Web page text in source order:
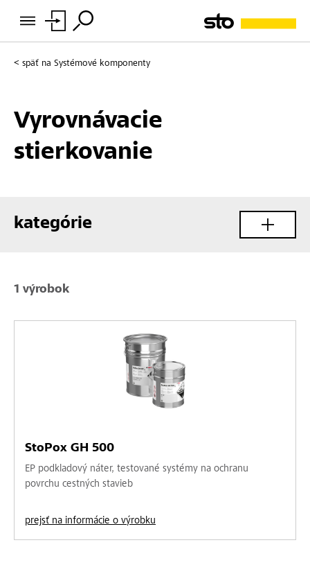
späť na Systémové komponenty
Vyrovnávacie
stierkovanie
kategórie
1 výrobok
StoPox GH 500
EP podkladový náter, testované systémy na ochranu
povrchu cestných stavieb
prejsť na informácie o výrobku